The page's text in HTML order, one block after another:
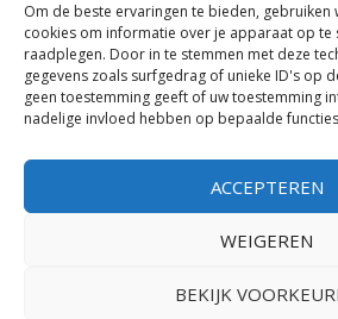
Om de beste ervaringen te bieden, gebruiken
cookies om informatie over je apparaat op te
raadplegen. Door in te stemmen met deze
gegevens zoals surfgedrag of unieke ID's op
geen toestemming geeft of uw toestemming
nadelige invloed hebben op bepaalde
ACCEPTEREN
WEIGEREN
BEKIJK
Elegant Themes|